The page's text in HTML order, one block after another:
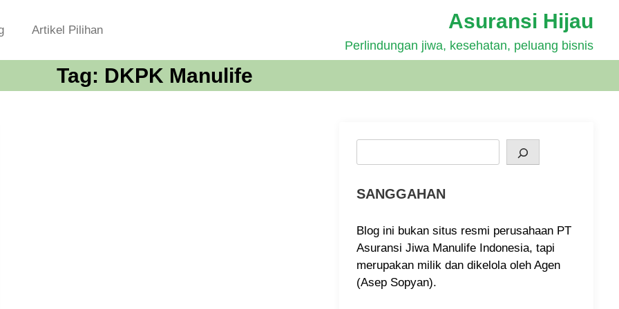
Asuransi Hijau
Perlindungan jiwa, kesehatan, peluang bisnis
Artikel Pilihan
Tag: DKPK Manulife
SANGGAHAN
Blog ini bukan situs resmi perusahaan PT
Asuransi Jiwa Manulife Indonesia, tapi
merupakan milik dan dikelola oleh Agen
(Asep Sopyan).